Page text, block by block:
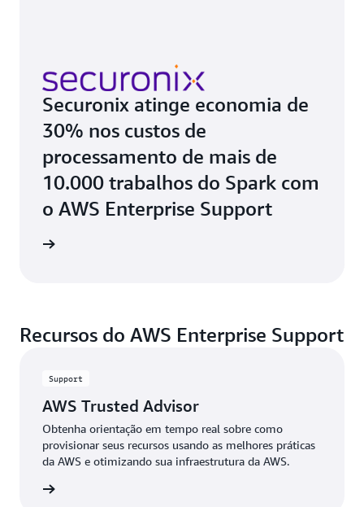
Securonix atinge economia de
30% nos custos de
processamento de mais de
10.000 trabalhos do Spark com
o AWS Enterprise Support
Recursos do AWS Enterprise Support
Support
AWS Trusted Advisor
Obtenha orientação em tempo real sobre como
provisionar seus recursos usando as melhores práticas
da AWS e otimizando sua infraestrutura da AWS.